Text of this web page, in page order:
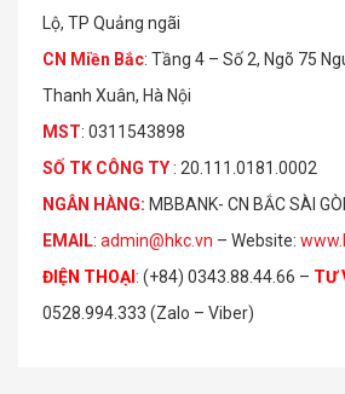
Lộ, TP Quảng ngãi
CN Miền Bắc: Tầng 4 – Số 2, Ngõ 75
Thanh Xuân, Hà Nội
MST: 0311543898
SỐ TK CÔ NG TY : 20.111.0181.0002
NGÂN HÀNG: MBBANK- CN BẮC SÀI
EMAIL: admin@hkc.vn – Website:
ĐIỆN THOẠI : (+84) 0343.88.44.66 – TƯ
0528.994.333 (Zalo – Viber)